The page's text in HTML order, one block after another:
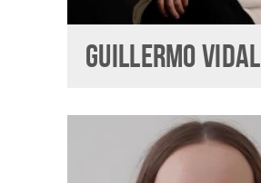
GUILLERMO VIDAL